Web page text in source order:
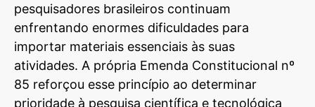
pesquisadores brasileiros continuam
enfrentando enormes dificuldades para
importar materiais essenciais às suas
atividades. A própria Emenda Constitucional nº
85 reforçou esse princípio ao determinar
prioridade à pesquisa científica e tecnológica